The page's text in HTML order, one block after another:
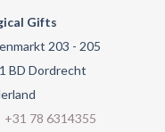
Gifts
203 - 205
BD Dordrecht
+31 78 6314355